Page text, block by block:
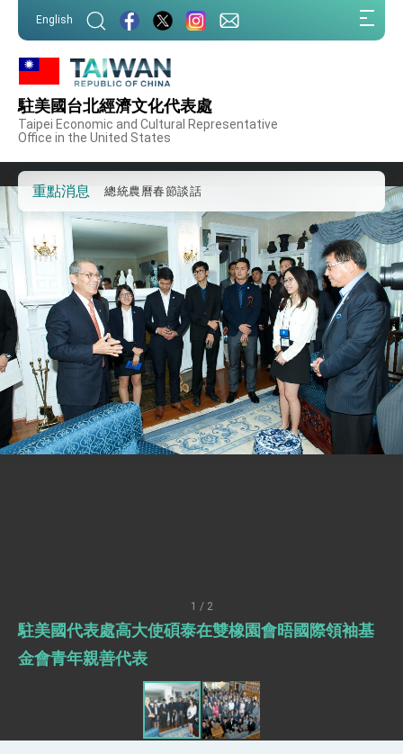
English
駐美國台北經濟文化代表處
Taipei Economic and Cultural Representative
Office in the United States
重點消息
經驗為亞太醫療照護發展開創新里程碑
外交部發布WHA文宣影片「台灣醫療點亮世界」
世界展現台灣守護全球健康的創新能量
總統出訪史瓦帝尼返國談話 強調臺灣人有權利
走向世界 盼與理念相近國家共同維護國際秩序
堅定走向世界 賴總統抵達史瓦帝尼王國進行國是
訪問
國家邁出合作第一步
總統農曆春節談話
台美貿易協議完成簽署達成6大目標、創5大歷史
性突破 總統強調將以3大面向加速臺灣經濟轉型
升級 籲請立院全力支持並盡速通過
臺美簽署「對等貿易協定」確立對等關稅15%且不
疊加 我輸美2072項產品豁免對等關稅
總統接受「法新社」（AFP）專訪內容
外交部長林佳龍於《外交事務》撰文指出：自由
世界 需要台灣，團結合作方能守護繁榮
外交部長林佳龍出席《台灣光華雜誌》50週年慶
「見證蛻變，分享世界的光華」開幕式，期許數
位轉 型迎向下個50年
總統主持「台美經濟繁榮夥伴對話」記者會 說
明臺美合作三大戰略方向 盼與民主夥伴共同引
領 下一個世代的繁榮
外交部長林佳龍接受印尼「時代雜誌」專訪，闡
述印太安全局勢，籲深化台印尼半導體供應鏈合
卓揆：臺美關稅談判階段性結果有助臺灣取得有
利戰略地位 全力支持「臺美對等貿易協定」簽署
外交部與數位發展部攜手合作，整合台灣雄厚數
位實力，達成固邦榮邦目標
外交部長林佳龍主持第35次「參與亞太經濟合作
策略小組」跨部會會議
民調顯示多數國人滿意政府外交表現，高度支持
「總合外交」與台歐美日關係深化
1 / 2
駐美國代表處高大使碩泰在雙橡園會晤國際領袖基
金會青年親善代表